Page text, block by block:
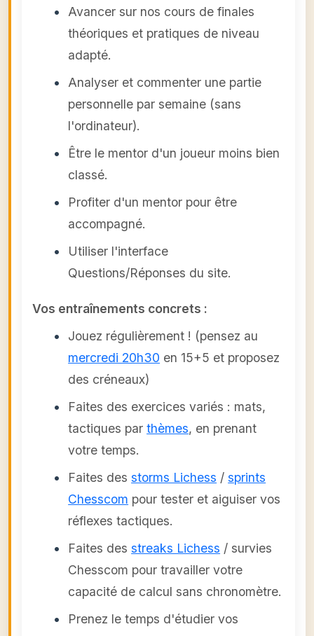
Avancer sur nos cours de finales
théoriques et pratiques de niveau
adapté.
Analyser et commenter une partie
personnelle par semaine (sans
l'ordinateur).
Être le mentor d'un joueur moins bien
classé.
Profiter d'un mentor pour être
accompagné.
Utiliser l'interface
Questions/Réponses du site.
Vos entraînements concrets :
Jouez régulièrement ! (pensez au
mercredi 20h30 en 15+5 et proposez
des créneaux)
Faites des exercices variés : mats,
tactiques parthèmes, en prenant
votre temps.
Faites desstorms Lichess /sprints
Chesscom pour tester et aiguiser vos
réflexes tactiques.
Faites desstreaks Lichess / survies
Chesscom pour travailler votre
capacité de calcul sans chronomètre.
Prenez le temps d'étudier vos